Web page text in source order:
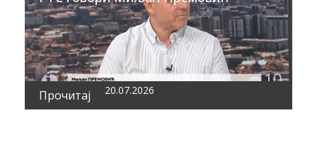
Прочитај 20.07.2026